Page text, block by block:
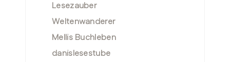
Lesezauber
Weltenwanderer
Mellis Buchleben
danislesestube